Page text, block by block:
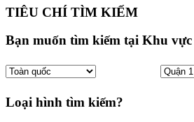
TIÊU CHÍ TÌM KIẾM
Bạn muốn tìm kiếm tại Khu
Loại hình tìm kiếm?